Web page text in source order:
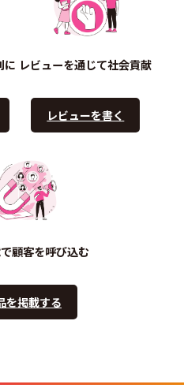
に レビューを通じて社会貢献
レビューを書く
顧客を呼び込む
を掲載する